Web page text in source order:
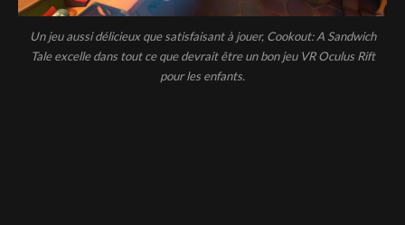
Un jeu aussi délicieux que satisfaisant à jouer, Cookout: A Sandwich
Tale excelle dans tout ce que devrait être un bon jeu VR Oculus Rift
pour les enfants.